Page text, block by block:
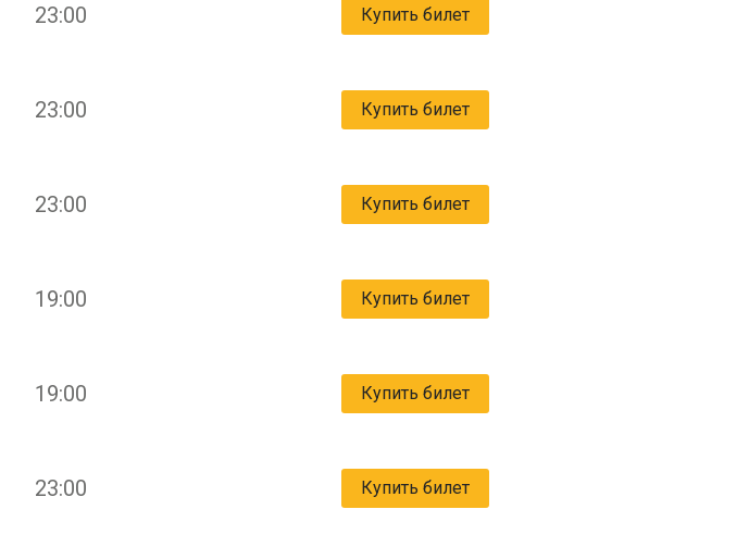
23:00 Купить билет
23:00 Купить билет
23:00 Купить билет
19:00 Купить билет
19:00 Купить билет
23:00 Купить билет